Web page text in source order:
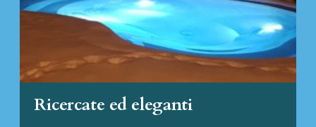
Ricercate ed eleganti